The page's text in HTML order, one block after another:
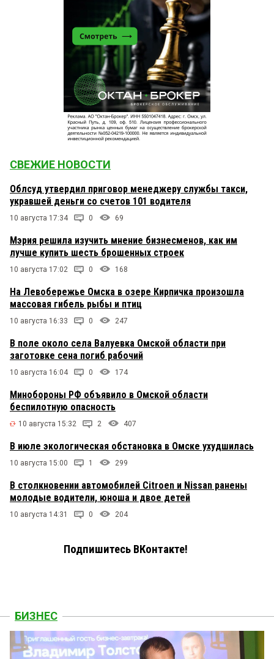
СВЕЖИЕ НОВОСТИ
Облсуд утвердил приговор менеджеру службы такси,
укравшей деньги со счетов 101 водителя
10 августа 17:34 0 69
Мэрия решила изучить мнение бизнесменов, как им
лучше купить шесть брошенных строек
10 августа 17:02 0 168
На Левобережье Омска в озере Кирпичка произошла
массовая гибель рыбы и птиц
10 августа 16:33 0 247
В поле около села Валуевка Омской области при
заготовке сена погиб рабочий
10 августа 16:04 0 174
Минобороны РФ объявило в Омской области
беспилотную опасность
10 августа 15:32 2 407
В июле экологическая обстановка в Омске ухудшилась
10 августа 15:00 1 299
В столкновении автомобилей Citroen и Nissan ранены
молодые водители, юноша и двое детей
10 августа 14:31 0 204
Подпишитесь ВКонтакте!
БИЗНЕС